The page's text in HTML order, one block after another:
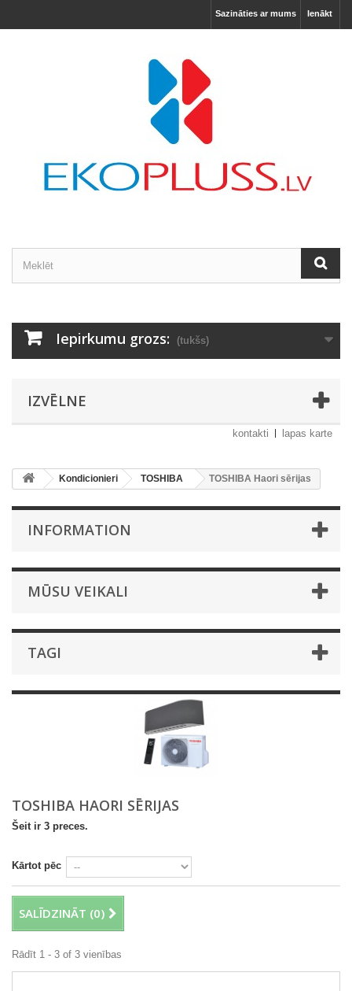
Ienākt
Sazināties ar mums
Iepirkumu grozs: (tukšs)
IZVĒLNE
kontakti lapas karte
Kondicionieri TOSHIBA TOSHIBA Haori sērijas
INFORMATION
MŪSU VEIKALI
TAGI
TOSHIBA HAORI SĒRIJAS
Šeit ir 3 preces.
Kārtot pēc
SALĪDZINĀT (0)
Rādīt 1 - 3 of 3 vienības